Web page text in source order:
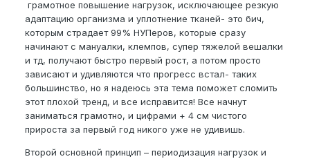
грамотное повышение нагрузок, исключающее резкую
адаптацию организма и уплотнение тканей- это бич,
которым страдает 99% НУПеров, которые сразу
начинают с мануалки, клемпов, супер тяжелой вешалки
и тд, получают быстро первый рост, а потом просто
зависают и удивляются что прогресс встал- таких
большинство, но я надеюсь эта тема поможет сломить
этот плохой тренд, и все исправится! Все начнут
заниматься грамотно, и цифрами + 4 см чистого
прироста за первый год никого уже не удивишь.
Второй основной принцип – периодизация нагрузок и